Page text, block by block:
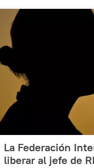
La Federación
liberar al jefe de